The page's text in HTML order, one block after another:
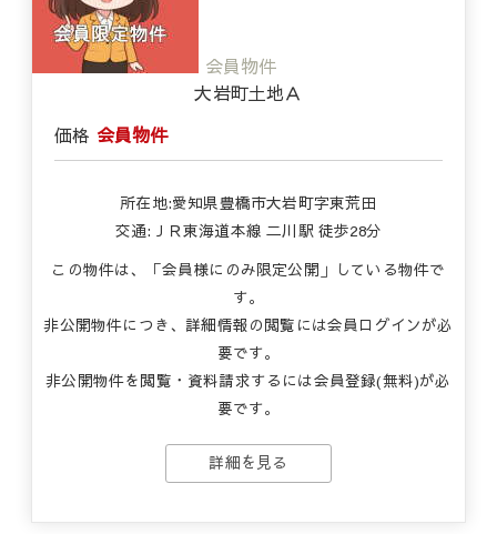
会員物件
大岩町土地Ａ
価格 会員物件
所在地:愛知県豊橋市大岩町字東荒田
交通:ＪＲ東海道本線 二川駅 徒歩28分
この物件は、「会員様にのみ限定公開」している物件で
す。
非公開物件につき、詳細情報の閲覧には会員ログインが必
要です。
非公開物件を閲覧・資料請求するには会員登録(無料)が必
要です。
詳細を見る